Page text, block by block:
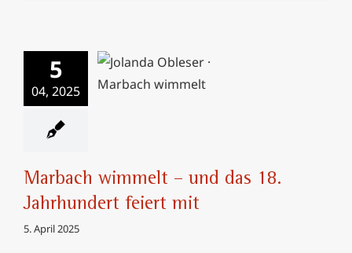
5
04, 2025
Marbach wimmelt –
und das 18.
Marbach wimmelt – und das 18.
Jahrhundert feiert mit
5. April 2025